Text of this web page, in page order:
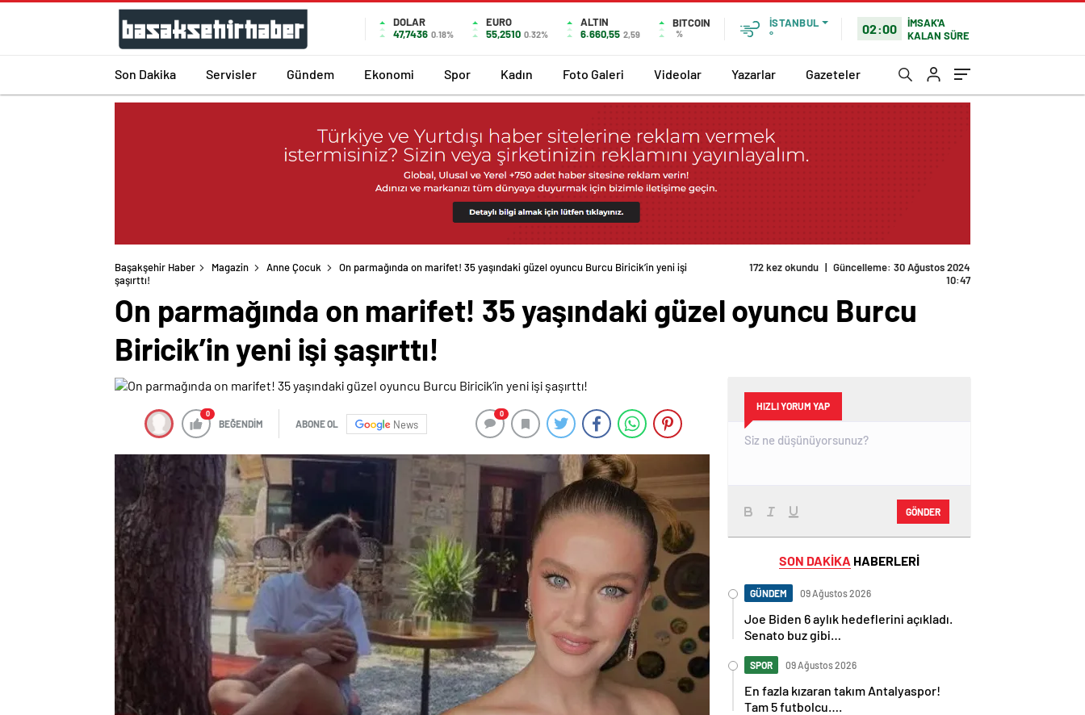
DOLAR
47,7436 0.18%
EURO
55,2510 0.32%
ALTIN
6.660,55 2,59
BITCOIN
%
İSTANBUL
°
02:00
İMSAK'A
KALAN SÜRE
Son Dakika Servisler Gündem Ekonomi Spor Kadın Foto Galeri Videolar Yazarlar Gazeteler
Başakşehir Haber Magazin Anne Çocuk On parmağında on marifet! 35 yaşındaki güzel oyuncu Burcu Biricik’in yeni işi şaşırttı!
On parmağında on marifet! 35 yaşındaki güzel oyuncu Burcu
Biricik’in yeni işi şaşırttı!
News
HIZLI YORUM YAP
GÖNDER
Joe Biden 6 aylık hedeflerini açıkladı.
Senato buz gibi…
En fazla kızaran takım Antalyaspor!
Tam 5 futbolcu….